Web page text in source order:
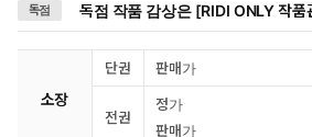
독점 독점 작품 감상은 [RIDI ONLY 작품
소장
단권 판매가
전권
정가
판매가